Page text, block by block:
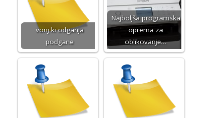
vonj ki odganja
podgane
Najboljša programska
oprema za
oblikovanje…